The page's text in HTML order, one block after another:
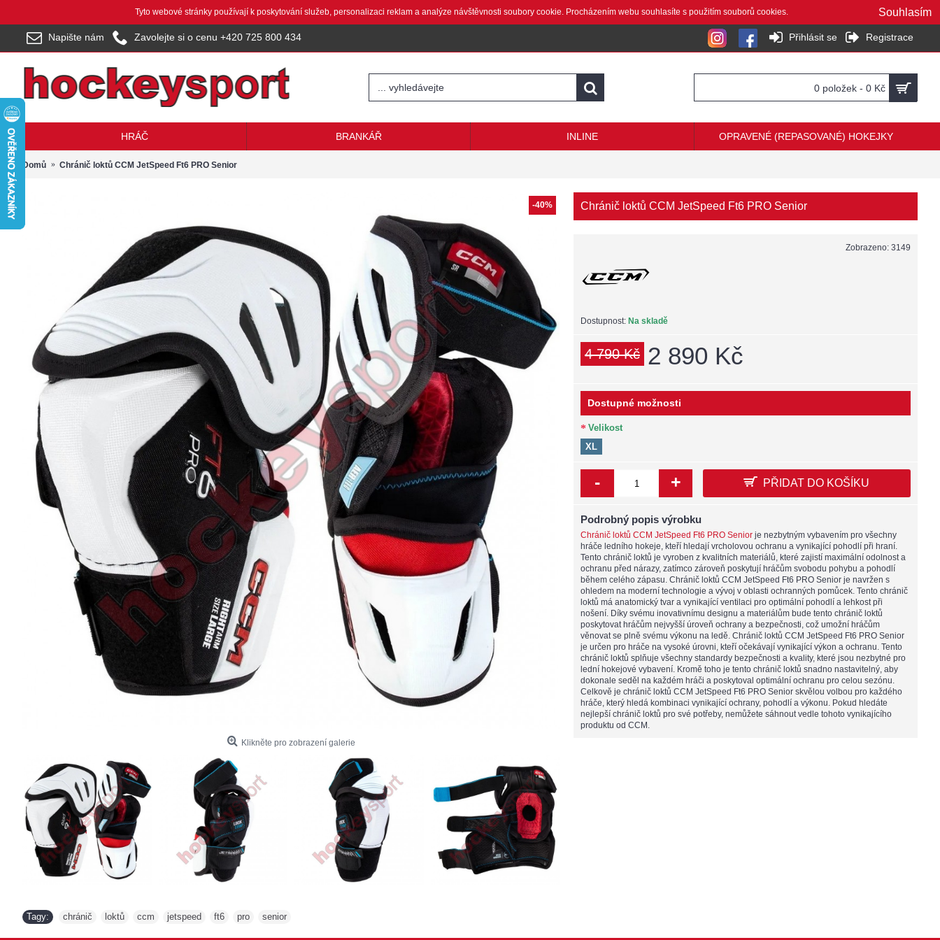
Tyto webové stránky používají k poskytování služeb, personalizaci reklam a analýze návštěvnosti soubory cookie. Procházením webu souhlasíte s použitím souborů cookies. Souhlasím
Napište nám Zavolejte si o cenu +420 725 800 434 Přihlásit se Registrace
0 položek - 0 Kč
HRÁČ BRANKÁŘ INLINE OPRAVENÉ (REPASOVANÉ) HOKEJKY
Domů Chránič loktů CCM JetSpeed Ft6 PRO Senior
-40%
Klikněte pro zobrazení galerie
Chránič loktů CCM JetSpeed Ft6 PRO Senior
Zobrazeno: 3149
Dostupnost: Na skladě
4 790 Kč 2 890 Kč
Dostupné možnosti
Velikost
XL
- + PŘIDAT DO KOŠÍKU
Podrobný popis výrobku
Chránič loktů CCM JetSpeed Ft6 PRO Senior je nezbytným vybavením pro všechny
hráče ledního hokeje, kteří hledají vrcholovou ochranu a vynikající pohodlí při hraní.
Tento chránič loktů je vyroben z kvalitních materiálů, které zajistí maximální odolnost a
ochranu před nárazy, zatímco zároveň poskytují hráčům svobodu pohybu a pohodlí
během celého zápasu. Chránič loktů CCM JetSpeed Ft6 PRO Senior je navržen s
ohledem na moderní technologie a vývoj v oblasti ochranných pomůcek. Tento chránič
loktů má anatomický tvar a vynikající ventilaci pro optimální pohodlí a lehkost při
nošení. Díky svému inovativnímu designu a materiálům bude tento chránič loktů
poskytovat hráčům nejvyšší úroveň ochrany a bezpečnosti, což umožní hráčům
věnovat se plně svému výkonu na ledě. Chránič loktů CCM JetSpeed Ft6 PRO Senior
je určen pro hráče na vysoké úrovni, kteří očekávají vynikající výkon a ochranu. Tento
chránič loktů splňuje všechny standardy bezpečnosti a kvality, které jsou nezbytné pro
lední hokejové vybavení. Kromě toho je tento chránič loktů snadno nastavitelný, aby
dokonale seděl na každém hráči a poskytoval optimální ochranu pro celou sezónu.
Celkově je chránič loktů CCM JetSpeed Ft6 PRO Senior skvělou volbou pro každého
hráče, který hledá kombinaci vynikající ochrany, pohodlí a výkonu. Pokud hledáte
nejlepší chránič loktů pro své potřeby, nemůžete sáhnout vedle tohoto vynikajícího
produktu od CCM.
Tagy: chránič loktů ccm jetspeed ft6 pro senior